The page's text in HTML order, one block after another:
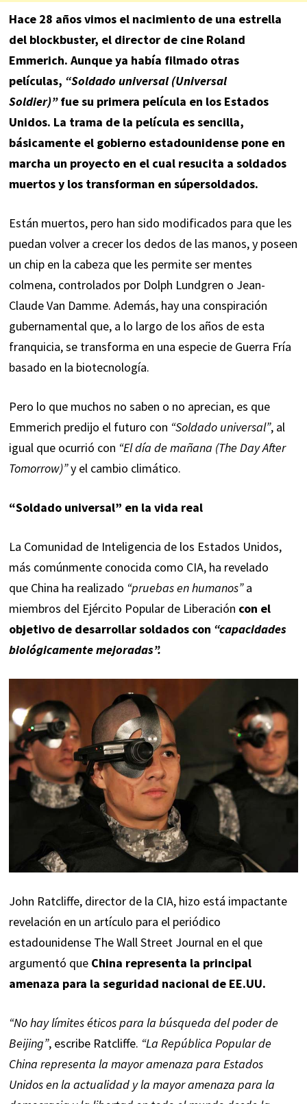
Hace 28 años vimos el nacimiento de una estrella
del blockbuster, el director de cine Roland
Emmerich. Aunque ya había filmado otras
películas, “Soldado universal (Universal
Soldier)”fue su primera película en los Estados
Unidos. La trama de la película es sencilla,
básicamente el gobierno estadounidense pone en
marcha un proyecto en el cual resucita a soldados
muertos y los transforman en súpersoldados.
Están muertos, pero han sido modificados para que les
puedan volver a crecer los dedos de las manos, y poseen
un chip en la cabeza que les permite ser mentes
colmena, controlados por Dolph Lundgren o Jean-
Claude Van Damme. Además, hay una conspiración
gubernamental que, a lo largo de los años de esta
franquicia, se transforma en una especie de Guerra Fría
basado en la biotecnología.
Pero lo que muchos no saben o no aprecian, es que
Emmerich predijo el futuro con “Soldado universal”, al
igual que ocurrió con “El día de mañana (The Day After
Tomorrow)”y el cambio climático.
“Soldado universal” en la vida real
La Comunidad de Inteligencia de los Estados Unidos,
más comúnmente conocida como CIA, ha revelado
que China ha realizado “pruebas en humanos”a
miembros del Ejército Popular de Liberación con el
objetivo de desarrollar soldados con “capacidades
biológicamente mejoradas”.
John Ratcliffe, director de la CIA, hizo está impactante
revelación en un artículo para el periódico
estadounidense The Wall Street Journalen el que
argumentó que China representa la principal
amenaza para la seguridad nacional de EE.UU.
“No hay límites éticos para la búsqueda del poder de
Beijing”, escribe Ratcliffe. “La República Popular de
China representa la mayor amenaza para Estados
Unidos en la actualidad y la mayor amenaza para la